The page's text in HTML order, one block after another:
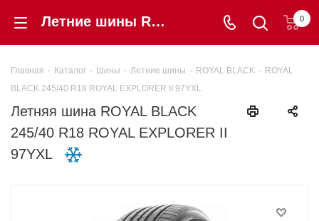
Летние шины ROYAL BLACK 245/40 R18 ROYAL EXPLORER II 97YXL купить в интернет-магазине «Шинторг» в Калининграде 0
Главная - Каталог - Шины - Летние шины - ROYAL BLACK - ROYAL
BLACK 245/40 R18 ROYAL EXPLORER II 97YXL
Летняя шина ROYAL BLACK
245/40 R18 ROYAL EXPLORER II
97YXL